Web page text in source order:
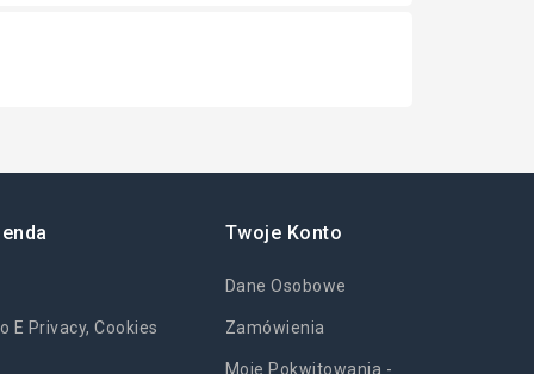
E Privacy, Cookies
Twoje Konto
Dane Osobowe
Zamówienia
Moje Pokwitowania -